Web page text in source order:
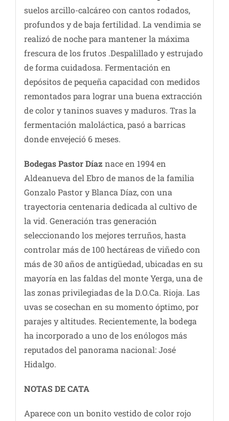
suelos arcillo-calcáreo con cantos rodados,
profundos y de baja fertilidad. La vendimia se
realizó de noche para mantener la máxima
frescura de los frutos .Despalillado y estrujado
de forma cuidadosa. Fermentación en
depósitos de pequeña capacidad con medidos
remontados para lograr una buena extracción
de color y taninos suaves y maduros. Tras la
fermentación maloláctica, pasó a barricas
donde envejeció 6 meses.
Bodegas Pastor Díaz nace en 1994 en
Aldeanueva del Ebro de manos de la familia
Gonzalo Pastor y Blanca Díaz, con una
trayectoria centenaria dedicada al cultivo de
la vid. Generación tras generación
seleccionando los mejores terruños, hasta
controlar más de 100 hectáreas de viñedo con
más de 30 años de antigüedad, ubicadas en su
mayoría en las faldas del monte Yerga, una de
las zonas privilegiadas de la D.O.Ca. Rioja. Las
uvas se cosechan en su momento óptimo, por
parajes y altitudes. Recientemente, la bodega
ha incorporado a uno de los enólogos más
reputados del panorama nacional: José
Hidalgo.
NOTAS DE CATA
Aparece con un bonito vestido de color rojo